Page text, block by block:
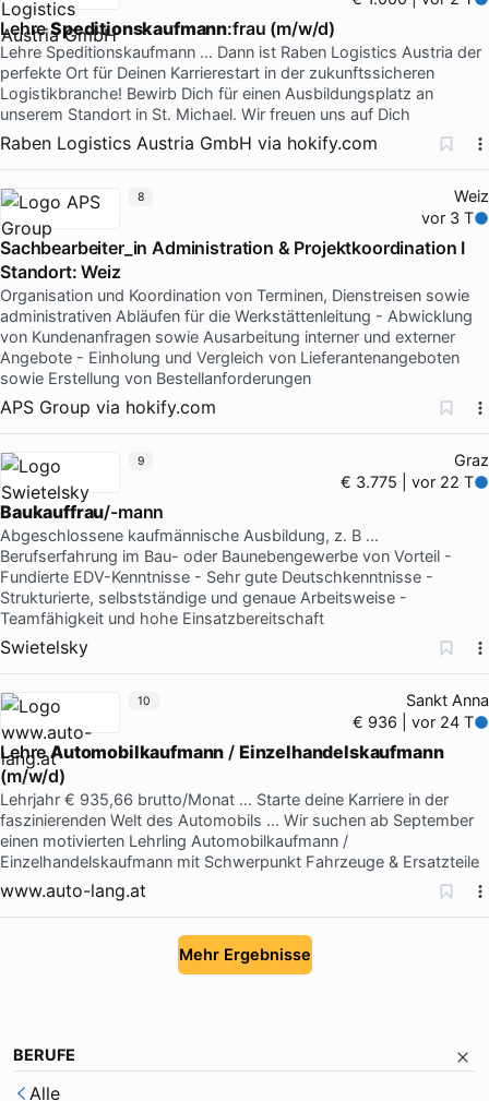
LehreSpeditionskaufmann:frau (m/w/d)
Lehre Speditionskaufmann … Dann ist Raben Logistics Austria der
perfekte Ort für Deinen Karrierestart in der zukunftssicheren
Logistikbranche! Bewirb Dich für einen Ausbildungsplatz an
unserem Standort in St. Michael. Wir freuen uns auf Dich
Raben Logistics Austria GmbH via hokify.com
Weiz
vor 3 T
Sachbearbeiter_in Administration & Projektkoordination I
Standort: Weiz
Organisation und Koordination von Terminen, Dienstreisen sowie
administrativen Abläufen für die Werkstättenleitung - Abwicklung
von Kundenanfragen sowie Ausarbeitung interner und externer
Angebote - Einholung und Vergleich von Lieferantenangeboten
sowie Erstellung von Bestellanforderungen
APS Group via hokify.com
8
Graz
€ 3.775 | vor 22 T
Baukauffrau/-mann
Abgeschlossene kaufmännische Ausbildung, z. B …
Berufserfahrung im Bau- oder Baunebengewerbe von Vorteil -
Fundierte EDV-Kenntnisse - Sehr gute Deutschkenntnisse -
Strukturierte, selbstständige und genaue Arbeitsweise -
Teamfähigkeit und hohe Einsatzbereitschaft
Swietelsky
9
Sankt Anna
€ 936 | vor 24 T
LehreAutomobilkaufmann / Einzelhandelskaufmann
(m/w/d)
Lehrjahr € 935,66 brutto/Monat … Starte deine Karriere in der
faszinierenden Welt des Automobils … Wir suchen ab September
einen motivierten Lehrling Automobilkaufmann /
Einzelhandelskaufmann mit Schwerpunkt Fahrzeuge & Ersatzteile
www.auto-lang.at
10
Mehr Ergebnisse
BERUFE
Alle